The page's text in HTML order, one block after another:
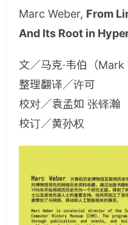
Marc Weber, From
And Its Root in
文／马克·韦伯（Mark
整理翻译／许可
校对／袁孟如 张铎瀚
校订／黄孙权